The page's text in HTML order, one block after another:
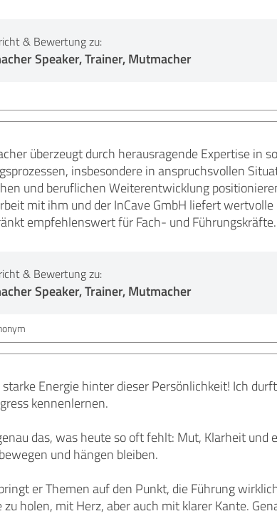
& Bewertung zu:
Speaker, Trainer, Mutmacher
überzeugt durch herausragende Expertise in
insbesondere in anspruchsvollen
und beruflichen Weiterentwicklung
mit ihm und der InCave GmbH liefert
empfehlenswert für Fach- und Führungskräfte.
& Bewertung zu:
Speaker, Trainer, Mutmacher
Energie hinter dieser Persönlichkeit! Ich
kennenlernen.
das, was heute so oft fehlt: Mut, Klarheit und
und hängen bleiben.
er Themen auf den Punkt, die Führung
holen, mit Herz, aber auch mit klarer Kante.